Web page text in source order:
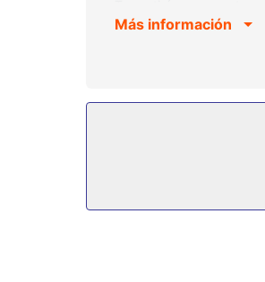
contacto con los tuyos.
Tendrás una
Más información